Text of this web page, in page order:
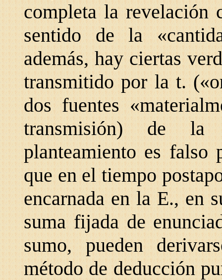
completa la revelación
sentido de la
además, hay ciertas
transmitido por la t.
dos fuentes
transmisión) de la
planteamiento es
que en el tiempo
encarnada en la E., en
suma fijada de
sumo, pueden
método de deducción